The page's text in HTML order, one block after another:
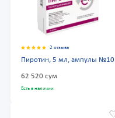
2 отзыва
Пиротин, 5 мл, ампулы №10
62 520 сум
Есть в наличии